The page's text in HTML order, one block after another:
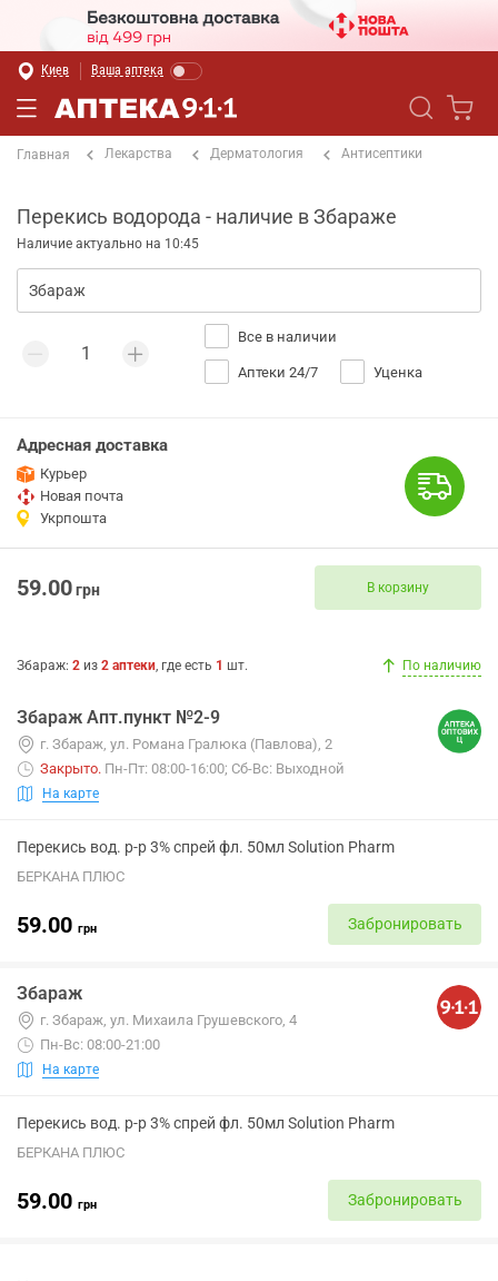
Киев Ваша аптека
Главная Лекарства Дерматология Антисептики
Перекись водорода - наличие в Збараже
Наличие актуально на 10:45
Все в наличии
Аптеки 24/7 Уценка
Адресная доставка
Курьер
Новая почта
Укрпошта
59.00грн В корзину
Збараж: 2 из 2 аптеки, где есть 1 шт. По наличию
Збараж Апт.пункт №2-9
г. Збараж, ул. Романа Гралюка (Павлова), 2
Закрыто. Пн-Пт: 08:00-16:00; Сб-Вс: Выходной
На карте
Перекись вод. р-р 3% спрей фл. 50мл Solution Pharm
БЕРКАНА ПЛЮС
59.00 грн Забронировать
Збараж
г. Збараж, ул. Михаила Грушевского, 4
Пн-Вс: 08:00-21:00
На карте
Перекись вод. р-р 3% спрей фл. 50мл Solution Pharm
БЕРКАНА ПЛЮС
59.00 грн Забронировать